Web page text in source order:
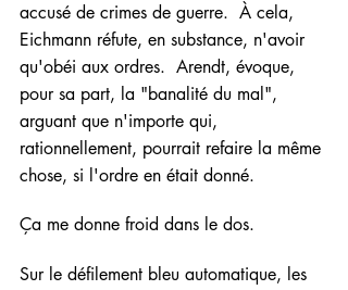
accusé de crimes de guerre.  À cela,
Eichmann réfute, en substance, n'avoir
qu'obéi aux ordres.  Arendt, évoque,
pour sa part, la "banalité du mal",
arguant que n'importe qui,
rationnellement, pourrait refaire la même
chose, si l'ordre en était donné.
Ça me donne froid dans le dos.
Sur le défilement bleu automatique, les